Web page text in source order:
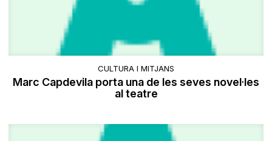
CULTURA I MITJANS
Marc Capdevila porta una de les seves novel·les
al teatre